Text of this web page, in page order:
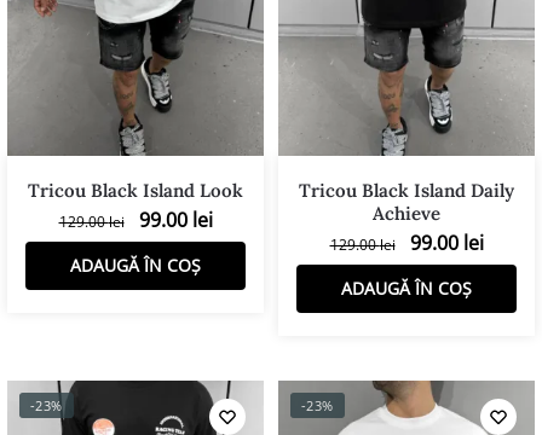
Tricou Black Island Look
129.00lei 99.00 lei
ADAUGĂ ÎN COȘ
Tricou Black Island Daily
Achieve
129.00lei 99.00 lei
ADAUGĂ ÎN COȘ
-23% -23%